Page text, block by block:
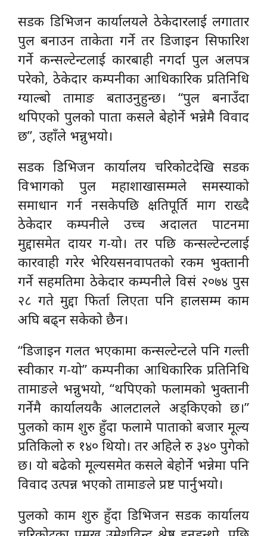
सडक डिभिजन कार्यालयले ठेकेदारलाई लगातार
पुल बनाउन ताकेता गर्ने तर डिजाइन सिफारिश
गर्ने कन्सल्टेन्टलाई कारबाही नगर्दा पुल अलपत्र
परेको, ठेकेदार कम्पनीका आधिकारिक प्रतिनिधि
ग्याल्बो तामाङ बताउनुहुन्छ। “पुल बनाउँदा
थपिएको पुलको पाता कसले बेहोर्ने भन्नेमै विवाद
छ”, उहाँले भन्नुभयो।
सडक डिभिजन कार्यालय चरिकोटदेखि सडक
विभागको पुल महाशाखासम्मले समस्याको
समाधान गर्न नसकेपछि क्षतिपूर्ति माग राख्दै
ठेकेदार कम्पनीले उच्च अदालत पाटनमा
मुद्दासमेत दायर ग-यो। तर पछि कन्सल्टेन्टलाई
कारवाही गरेर भेरियसनवापतको रकम भुक्तानी
गर्ने सहमतिमा ठेकेदार कम्पनीले विसं २०७४ पुस
२८ गते मुद्दा फिर्ता लिएता पनि हालसम्म काम
अघि बढ्न सकेको छैन।
“डिजाइन गलत भएकामा कन्सल्टेन्टले पनि गल्ती
स्वीकार ग-यो” कम्पनीका आधिकारिक प्रतिनिधि
तामाङले भन्नुभयो, “थपिएको फलामको भुक्तानी
गर्नेमै कार्यालयकै आलटालले अड्किएको छ।”
पुलको काम शुरु हुँदा फलामे पाताको बजार मूल्य
प्रतिकिलो रु १४० थियो। तर अहिले रु ३४० पुगेको
छ। यो बढेको मूल्यसमेत कसले बेहोर्ने भन्नेमा पनि
विवाद उत्पन्न भएको तामाङले प्रष्ट पार्नुभयो।
पुलको काम शुरु हुँदा डिभिजन सडक कार्यालय